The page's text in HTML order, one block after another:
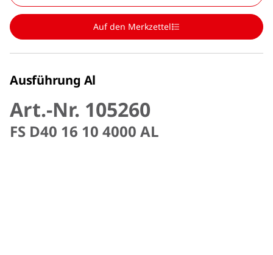
Auf den Merkzettel
Ausführung Al
Art.-Nr. 105260
FS D40 16 10 4000 AL